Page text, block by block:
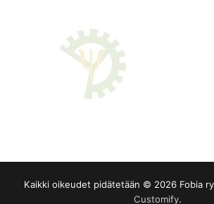
Kaikki oikeudet pidätetään © 2026 Fobia
Customify.